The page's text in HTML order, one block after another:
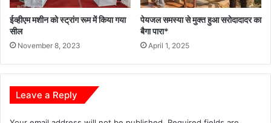
ईव्हीएम मशीन को स्ट्रांग रूम में किया गया
सील
November 8, 2023
पेयजल समस्या से मुक्त हुआ सरोदादादर का
बैगा पारा*
April 1, 2025
Leave a Reply